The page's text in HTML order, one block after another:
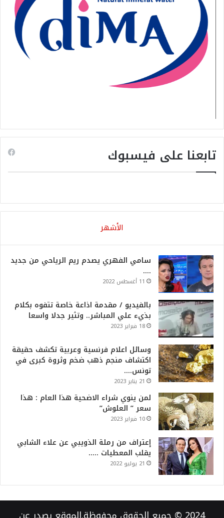
تابعنا على فيسبوك
الأشهر
سامي الفهري يصدم ريم الرياحي من جديد
….
11 أغسطس 2022
بالفيديو / مقدمة اذاعة خاصة تتفوه بكلام
بذيء علي المباشر.. وتثير جدلا واسعا
18 فبراير 2023
وسائل اعلام فرنسية وعربية تكشف حقيقة
اكتشاف منجم ذهب ضخم وثروة كبرى في
تونس….
21 يناير 2023
لمن ينوي شراء الاضحية هذا العام : هذا
سعر ” العلوش”
10 فبراير 2023
إعتراف من رملة الذويبي عن علاء الشابي
يقلب المعطيات …..
21 يوليو 2022